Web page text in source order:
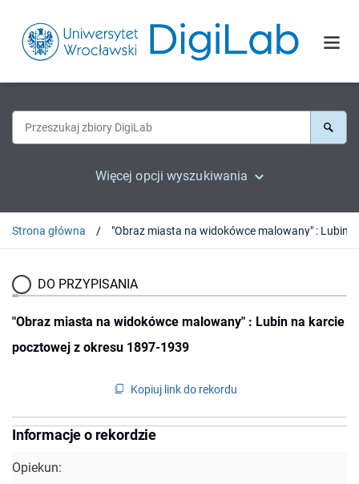
Więcej opcji wyszukiwania
Strona główna
DO PRZYPISANIA
"Obraz miasta na widokówce malowany" : Lubin na karcie
pocztowej z okresu 1897-1939
Kopiuj link do rekordu
Informacje o rekordzie
Opiekun: